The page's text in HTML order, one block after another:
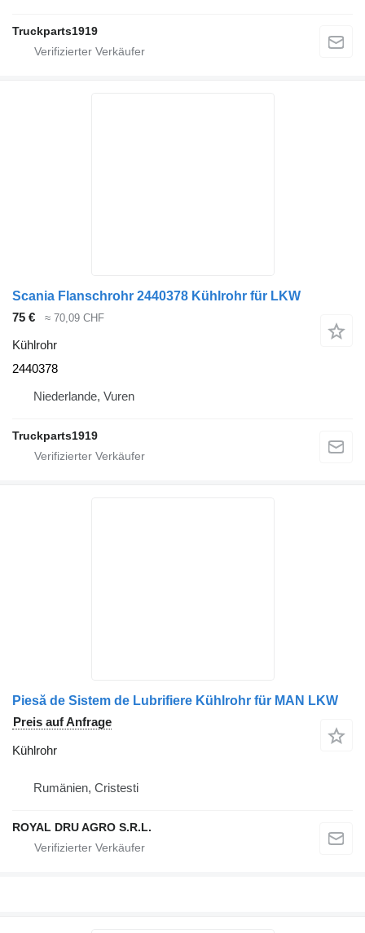
Truckparts1919
Scania Flanschrohr 2440378 Kühlrohr für LKW
75 €
≈ 70,09 CHF
Kühlrohr
2440378
Niederlande, Vuren
Truckparts1919
Piesă de Sistem de Lubrifiere Kühlrohr für MAN LKW
Preis auf Anfrage
Kühlrohr
Rumänien, Cristesti
ROYAL DRU AGRO S.R.L.